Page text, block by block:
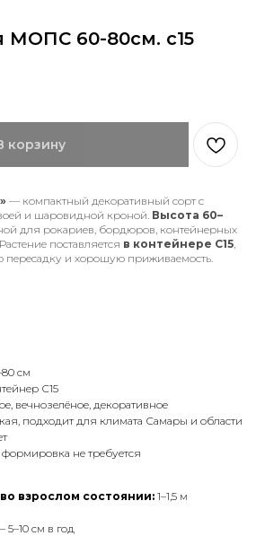
МОПС 60-80см. с15
корзину
— компактный декоративный сорт с
и шаровидной кроной. Высота 60–
для рокариев, бордюров, контейнерных
поставляется в контейнере С15,
пересадку и хорошую приживаемость.
см
С15
вечнозелёное, декоративное
подходит для климата Самары и области
не требуется
взрослом состоянии: 1–1,5 м
см в год